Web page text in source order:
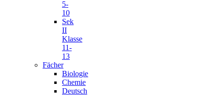
5-
10
Sek
II
Klasse
11-
13
Fächer
Biologie
Chemie
Deutsch